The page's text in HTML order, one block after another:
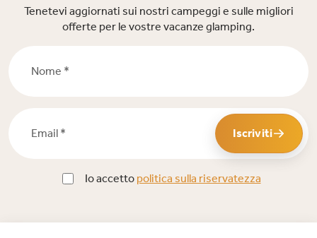
Tenetevi aggiornati sui nostri campeggi e sulle migliori
offerte per le vostre vacanze glamping.
Iscriviti
Io accetto politica sulla riservatezza